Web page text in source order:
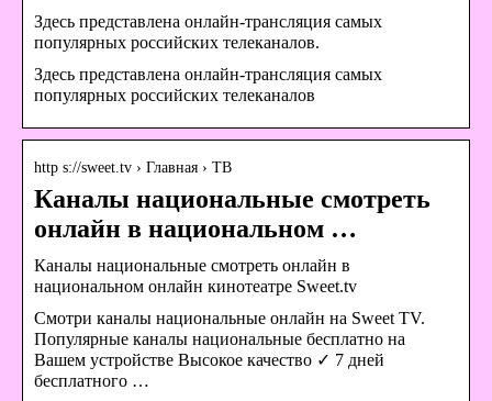
Здесь представлена онлайн-трансляция самых
популярных российских телеканалов.
Здесь представлена онлайн-трансляция самых
популярных российских телеканалов
http s://sweet.tv › Главная › ТВ
Каналы национальные смотреть
онлайн в национальном …
Каналы национальные смотреть онлайн в
национальном онлайн кинотеатре Sweet.tv
Смотри каналы национальные онлайн на Sweet TV.
Популярные каналы национальные бесплатно на
Вашем устройстве Высокое качество ✓ 7 дней
бесплатного …